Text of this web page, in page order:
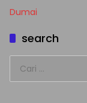
Dumai
search
untuk: